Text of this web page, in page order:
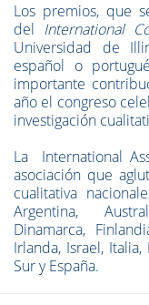
Los premios, que
del International
Universidad de
español o
importante
año el congreso
investigación
La International
asociación que
cualitativa
Argentina,
Dinamarca,
Irlanda, Israel,
Sur y España.